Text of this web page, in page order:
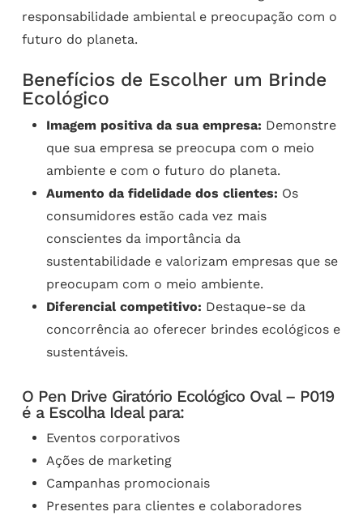
responsabilidade ambiental e preocupação com o
futuro do planeta.
Benefícios de Escolher um Brinde
Ecológico
Imagem positiva da sua empresa: Demonstre
que sua empresa se preocupa com o meio
ambiente e com o futuro do planeta.
Aumento da fidelidade dos clientes: Os
consumidores estão cada vez mais
conscientes da importância da
sustentabilidade e valorizam empresas que se
preocupam com o meio ambiente.
Diferencial competitivo: Destaque-se da
concorrência ao oferecer brindes ecológicos e
sustentáveis.
O Pen Drive Giratório Ecológico Oval – P019
é a Escolha Ideal para:
Eventos corporativos
Ações de marketing
Campanhas promocionais
Presentes para clientes e colaboradores